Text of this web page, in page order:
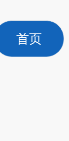
首页